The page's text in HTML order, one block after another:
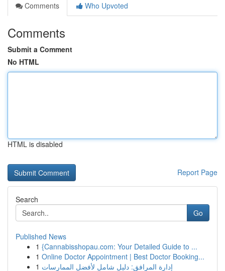
Comments
Who Upvoted
Comments
Submit a Comment
No HTML
HTML is disabled
Report Page
Search
Go
Published News
1 {Cannabisshopau.com: Your Detailed Guide to ...
1 Online Doctor Appointment | Best Doctor Booking...
1 إدارة المرافق: دليل شامل لأفضل الممارسات